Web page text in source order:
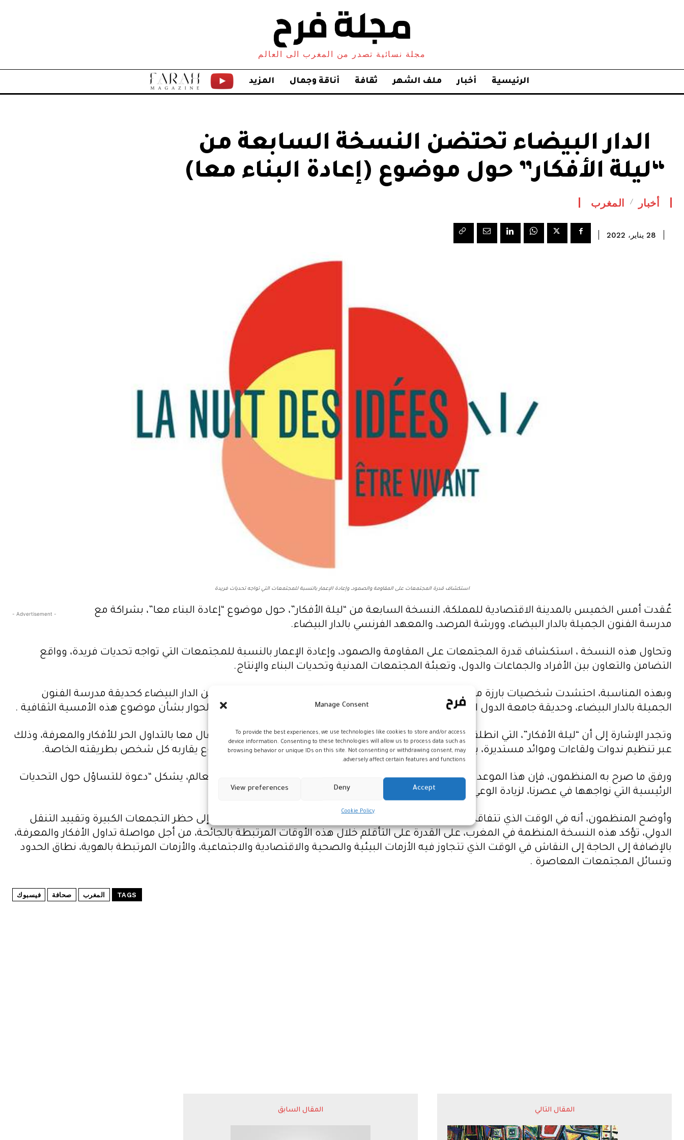
Manage Consent
To provide the best experiences, we use technologies like cookies to store and/or access
device information. Consenting to these technologies will allow us to process data such as
browsing behavior or unique IDs on this site. Not consenting or withdrawing consent, may
adversely affect certain features and functions.
Accept
Deny
View preferences
Cookie Policy
مجلة نسائية تصدر من المغرب الى العالم
الرئيسية أخبار ملف الشهر ثقافة أناقة وجمال المزيد
الدار البيضاء تحتضن النسخة السابعة من
“ليلة الأفكار” حول موضوع (إعادة البناء معا)
أخبار المغرب
28 يناير، 2022
استكشاف قدرة المجتمعات على المقاومة والصمود، وإعادة الإعمار بالنسبة للمجتمعات التي تواجه تحديات فريدة
- Advertisement -
عُقدت أمس الخميس بالمدينة الاقتصادية للمملكة، النسخة السابعة من “ليلة الأفكار”، حول موضوع “إعادة البناء معا”، بشراكة مع
مدرسة الفنون الجميلة بالدار البيضاء، وورشة المرصد، والمعهد الفرنسي بالدار البيضاء.
وتحاول هذه النسخة ، استكشاف قدرة المجتمعات على المقاومة والصمود، وإعادة الإعمار بالنسبة للمجتمعات التي تواجه تحديات فريدة، وواقع
التضامن والتعاون بين الأفراد والجماعات والدول، وتعبئة المجتمعات المدنية وتحديات البناء والإنتاج.
وبهذه المناسبة، احتشدت شخصيات بارزة من عالم الفن، والآداب والعلوم والصحافة، في أماكن مختلفة من الدار البيضاء كحديقة مدرسة الفنون
الجميلة بالدار البيضاء، وحديقة جامعة الدول العربية، والمعهد الفرنسي بالبيضاء، وذلك من أجل النقاش والحوار بشأن موضوع هذه الأمسية الثقافية .
وتجدر الإشارة إلى أن “ليلة الأفكار”، التي انطلقت سنة 2016، بمبادرة من المعهد الفرنسي، تعد دعوة للاحتفال معا بالتداول الحر للأفكار والمعرفة، وذلك
عبر تنظيم ندوات ولقاءات وموائد مستديرة، بالإضافة إلى تقديم عروض فنية وورشات شبابية، حول موضوع يقاربه كل شخص بطريقته الخاصة.
ورفق ما صرح به المنظمون، فإن هذا الموعد السنوي الذي ينظم في المغرب وفي أكثر من 100 دولة حول العالم، يشكل “دعوة للتساؤل حول التحديات
الرئيسية التي نواجهها في عصرنا، لزيادة الوعي، وتثمين المشهد الفكري والثقافي في جميع أنحاء العالم “.
وأوضح المنظمون، أنه في الوقت الذي تتفاقم فيه أزمة الصحة العالمية في العديد من البلدان، والتي تؤدي إلى حظر التجمعات الكبيرة وتقييد التنقل
الدولي، تؤكد هذه النسخة المنظمة في المغرب، على القدرة على التأقلم خلال هذه الأوقات المرتبطة بالجائحة، من أجل مواصلة تداول الأفكار والمعرفة،
بالإضافة إلى الحاجة إلى النقاش في الوقت الذي تتجاوز فيه الأزمات البيئية والصحية والاقتصادية والاجتماعية، والأزمات المرتبطة بالهوية، نطاق الحدود
وتسائل المجتمعات المعاصرة .
TAGS المغرب صحافة فيسبوك
المقال السابق المقال التالي